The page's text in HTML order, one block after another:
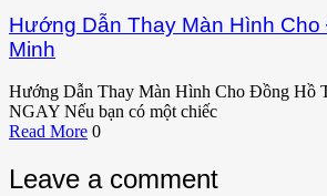
Hướng Dẫn Thay Màn Hình
Minh
Hướng Dẫn Thay Màn Hình Cho Đồng Hồ
NGAY Nếu bạn có một chiếc
Read More 0
Leave a comment